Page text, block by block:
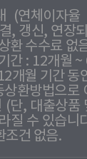
(연체이자
, 갱신, 연장
환 수수료 없
간 : 12개월
개월 기간 동
환방법으로
단, 대출상품
질 수 있습니
조건 없음.